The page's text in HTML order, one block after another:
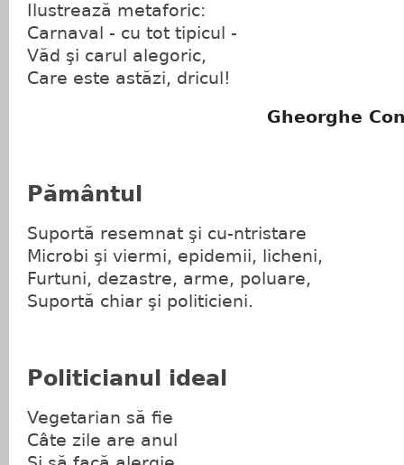
Ilustrează metaforic:
Carnaval - cu tot tipicul -
Văd şi carul alegoric,
Care este astăzi, dricul!
Gheorghe
Pământul
Suportă resemnat şi cu-ntristare
Microbi şi viermi, epidemii, licheni,
Furtuni, dezastre, arme, poluare,
Suportă chiar şi politicieni.
Politicianul ideal
Vegetarian să fie
Câte zile are anul